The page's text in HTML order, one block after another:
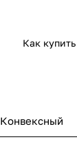
Как купить
Конвексный